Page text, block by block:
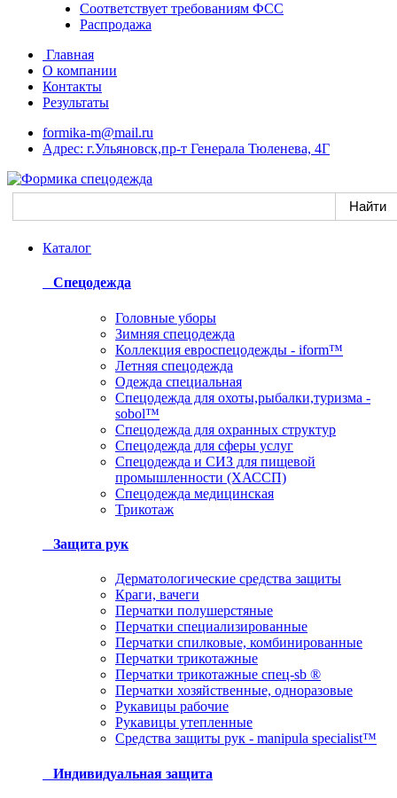
Соответствует требованиям ФСС
Распродажа
Главная
О компании
Контакты
Результаты
formika-m@mail.ru
Адрес: г.Ульяновск,пр-т Генерала Тюленева, 4Г
Каталог
Спецодежда
Головные уборы
Зимняя спецодежда
Коллекция евроспецодежды - iform™
Летняя спецодежда
Одежда специальная
Спецодежда для охоты,рыбалки,туризма -
sobol™
Спецодежда для охранных структур
Спецодежда для сферы услуг
Спецодежда и СИЗ для пищевой
промышленности (ХАССП)
Спецодежда медицинская
Трикотаж
Защита рук
Дерматологические средства защиты
Краги, вачеги
Перчатки полушерстяные
Перчатки специализированные
Перчатки спилковые, комбинированные
Перчатки трикотажные
Перчатки трикотажные спец-sb ®
Перчатки хозяйственные, одноразовые
Рукавицы рабочие
Рукавицы утепленные
Средства защиты рук - manipula specialist™
Индивидуальная защита